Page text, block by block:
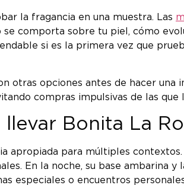
la fragancia en una muestra. Las
comporta sobre tu piel, cómo
si es la primera vez que
otras opciones antes de hacer una
compras impulsivas de las que
Bonita La
apropiada para múltiples
En la noche, su base ambarina y
especiales o encuentros